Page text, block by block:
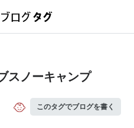
スノーキャンプ
このタグでブログを書く